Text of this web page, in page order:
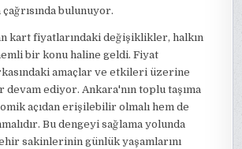
bulunuyor.
kart fiyatlarındaki değişiklikler, halkın
bir konu haline geldi. Fiyat
amaçlar ve etkileri üzerine
devam ediyor. Ankara'nın toplu taşıma
açıdan erişilebilir olmalı hem de
Bu dengeyi sağlama yolunda
sakinlerinin günlük yaşamlarını